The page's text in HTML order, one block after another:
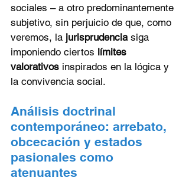
sociales – a otro predominantemente
subjetivo, sin perjuicio de que, como
veremos, la jurisprudencia siga
imponiendo ciertos límites
valorativos inspirados en la lógica y
la convivencia social.
Análisis doctrinal
contemporáneo: arrebato,
obcecación y estados
pasionales como
atenuantes